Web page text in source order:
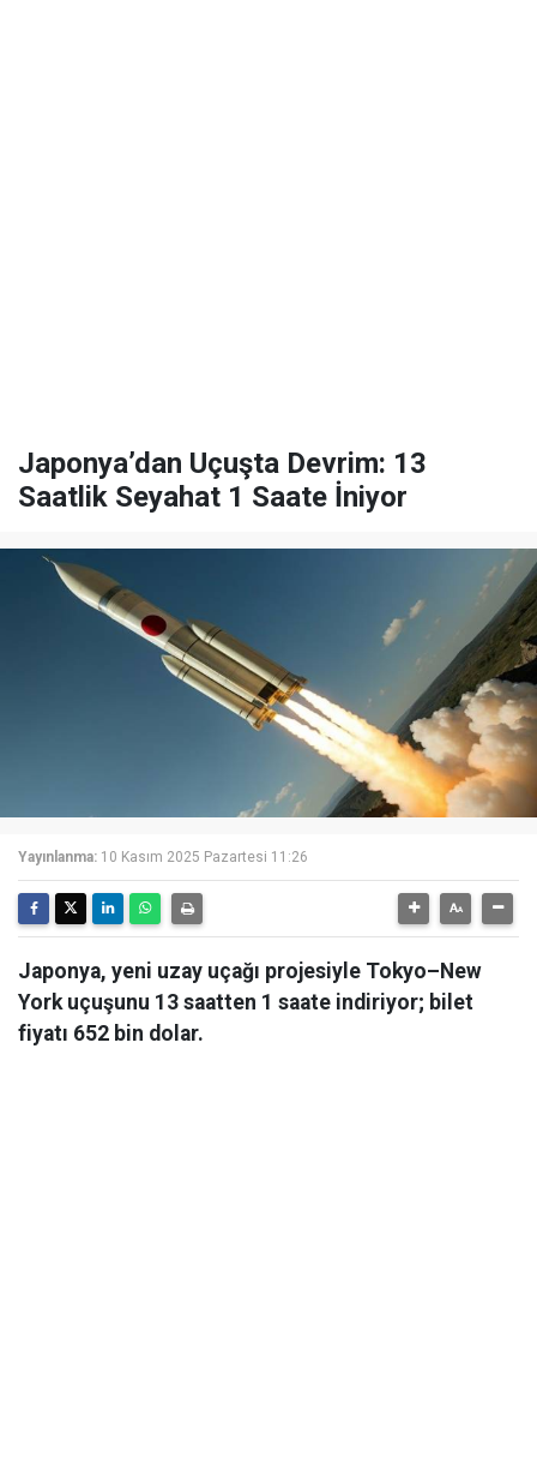
Japonya’dan Uçuşta Devrim: 13
Saatlik Seyahat 1 Saate İniyor
Yayınlanma: 10 Kasım 2025 Pazartesi 11:26
Japonya, yeni uzay uçağı projesiyle Tokyo–New
York uçuşunu 13 saatten 1 saate indiriyor; bilet
fiyatı 652 bin dolar.